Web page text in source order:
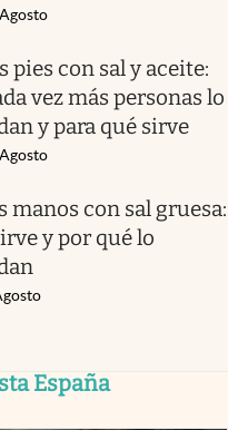
pies con sal y aceite:
vez más personas lo
y para qué sirve
manos con sal gruesa:
y por qué lo
España